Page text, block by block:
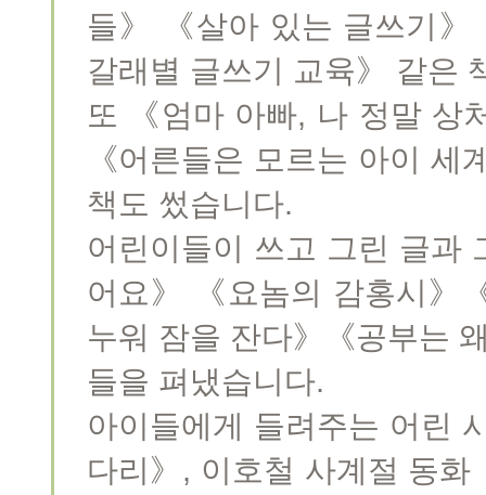
들》 《살아 있는 글쓰기
갈래별 글쓰기 교육》 같은
또 《엄마 아빠, 나 정말 상
《어른들은 모르는 아이
책도 썼습니다.
어린이들이 쓰고 그린 글과
어요》 《요놈의 감홍시》
누워 잠을 잔다》《공부는
들을 펴냈습니다.
아이들에게 들려주는 어린
다리》, 이호철 사계절 동